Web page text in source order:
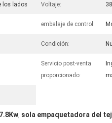
los lados Voltaje:
embalaje de control:
Condición:
Servicio post-venta
proporcionado:
, sola empaquetadora del